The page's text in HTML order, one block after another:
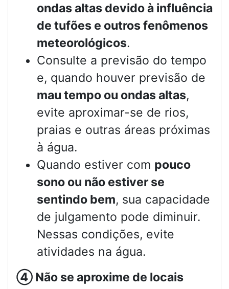
ondas altas devido à influência
de tufões e outros fenômenos
meteorológicos.
Consulte a previsão do tempo
e, quando houver previsão de
mau tempo ou ondas altas,
evite aproximar-se de rios,
praias e outras áreas próximas
à água.
Quando estiver com pouco
sono ou não estiver se
sentindo bem, sua capacidade
de julgamento pode diminuir.
Nessas condições, evite
atividades na água.
④ Não se aproxime de locais